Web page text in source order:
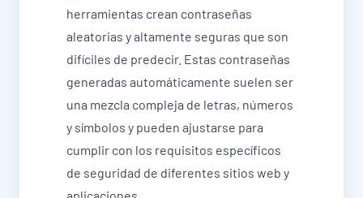
herramientas crean contraseñas
aleatorias y altamente seguras que son
difíciles de predecir. Estas contraseñas
generadas automáticamente suelen ser
una mezcla compleja de letras, números
y símbolos y pueden ajustarse para
cumplir con los requisitos específicos
de seguridad de diferentes sitios web y